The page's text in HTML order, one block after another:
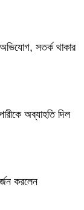
সতর্ক থাকার
অব্যাহতি দিল
করলেন